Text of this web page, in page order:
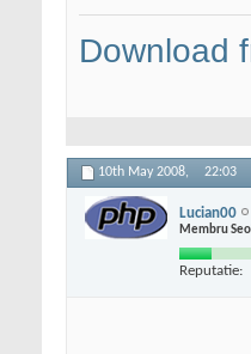
Download
10th May 2008, 22:03
Lucian00
Membru
Reputatie: